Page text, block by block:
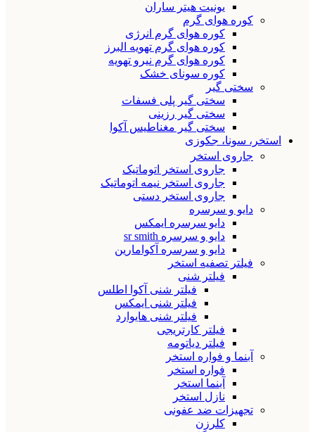
یونیت هیتر ساران
کوره هوای گرم
کوره هوای گرم انرژی
کوره هوای گرم تهویه البرز
کوره هوای گرم نیرو تهویه
کوره سونای خشک
سختی گیر
سختی گیر پلی فسفات
سختی گیر رزینی
سختی گیر مغناطیس آکوا
استخر، سونا، جکوزی
جاروی استخر
جاروی استخر اتوماتیک
جاروی استخر نیمه اتوماتیک
جاروی استخر دستی
دایو و سرسره
دایو سرسره ایمکس
دایو و سرسره sr smith
دایو و سرسره آکوامارین
فیلتر تصفیه استخر
فیلتر شنی
فیلتر شنی آکوا اطلس
فیلتر شنی ایمکس
فیلتر شنی هایوارد
فیلتر کارتریجی
فیلتر دیاتومه
آبنما و فواره استخر
فواره استخر
آبنما استخر
نازل استخر
تجهیزات ضد عفونی
کلرزن